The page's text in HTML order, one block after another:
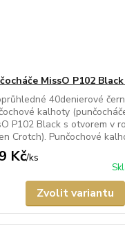
MissO P102
40denierové
kalhoty
P102 Black s otvorem v
Crotch). Punčochové
Kč/ks
Zvolit variantu